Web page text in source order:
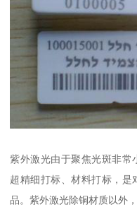
紫外激光由于聚焦光斑非常
超精细打标、材料打标，是
品。紫外激光除铜材质以外